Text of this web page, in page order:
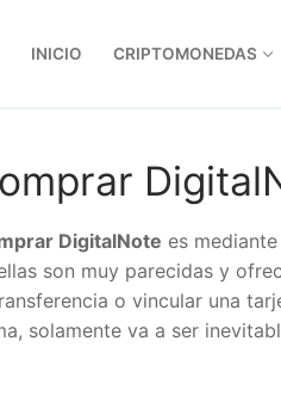
INICIO CRIPTOMONEDAS
DigitalNotees mediante
son muy parecidas y
o vincular una
solamente va a ser